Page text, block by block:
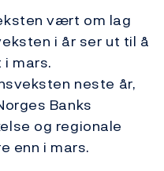
vært om lag
i år ser ut til å
mars.
neste år,
Banks
og regionale
enn i mars.